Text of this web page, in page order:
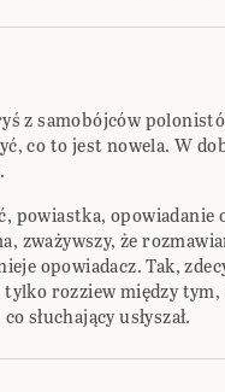
z samobójców
co to jest nowela. W
powiastka, opowiadanie
zważywszy, że
opowiadacz. Tak,
rozziew między
słuchający usłyszał.